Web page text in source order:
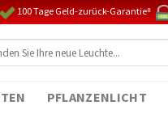
100 Tage Geld-zurück-Garantie⁸
PFLANZENLICHT